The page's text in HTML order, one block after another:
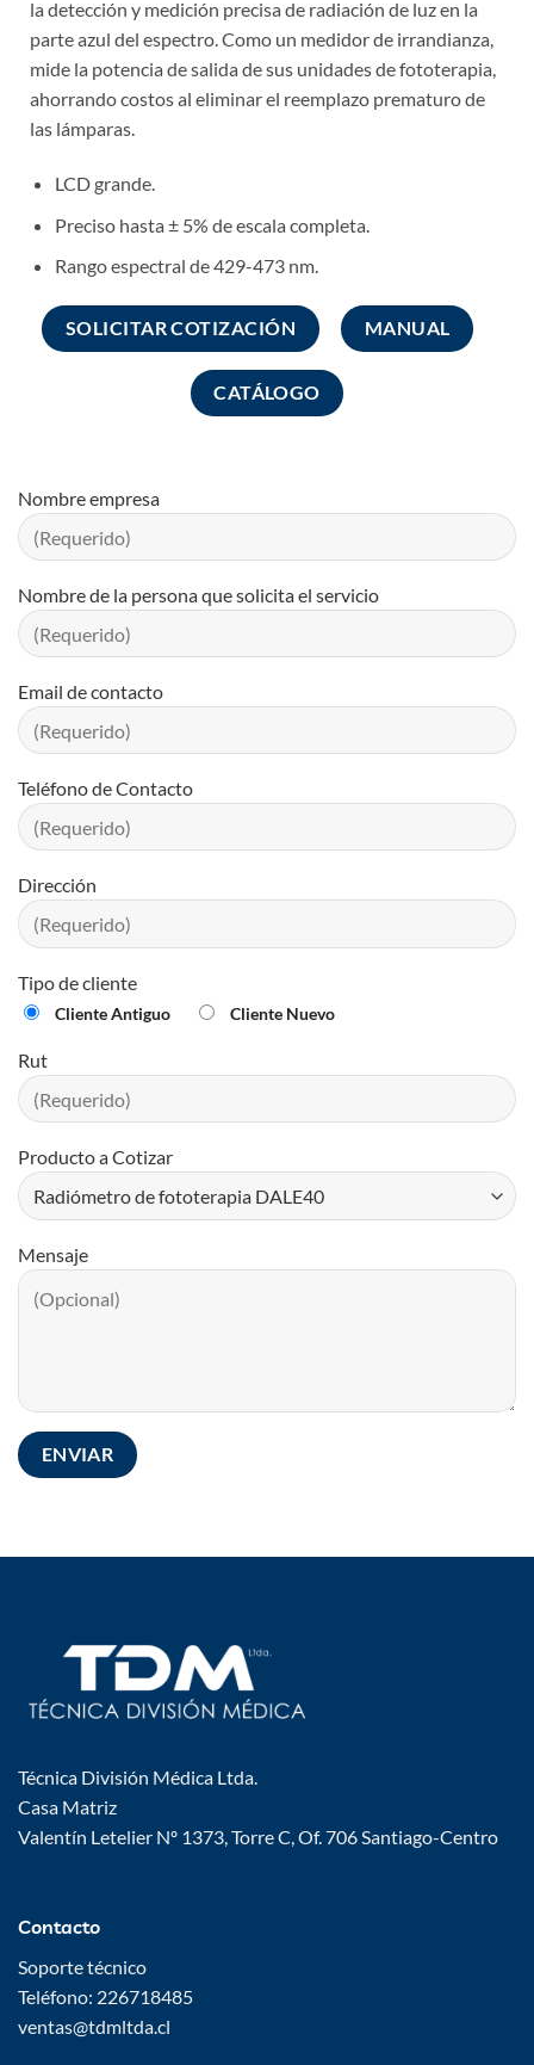
la detección y medición precisa de radiación de luz en la
parte azul del espectro. Como un medidor de irrandianza,
mide la potencia de salida de sus unidades de fototerapia,
ahorrando costos al eliminar el reemplazo prematuro de
las lámparas.
LCD grande.
Preciso hasta ± 5% de escala completa.
Rango espectral de 429-473 nm.
SOLICITAR COTIZACIÓN MANUAL
CATÁLOGO
Nombre empresa
Nombre de la persona que solicita el servicio
Email de contacto
Teléfono de Contacto
Dirección
Tipo de cliente
Cliente Antiguo Cliente Nuevo
Rut
Producto a Cotizar
Mensaje
Técnica División Médica Ltda.
Casa Matriz
Valentín Letelier Nº 1373, Torre C, Of. 706 Santiago-Centro
Contacto
Soporte técnico
Teléfono: 226718485
ventas@tdmltda.cl